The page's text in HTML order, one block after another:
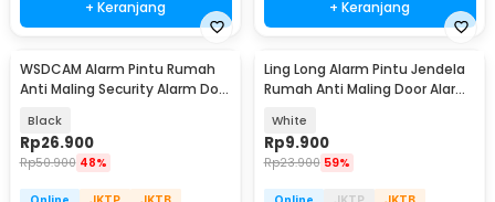
+ Keranjang + Keranjang
WSDCAM Alarm Pintu Rumah
Anti Maling Security Alarm Door
Black
Rp26.900
Rp50.900 48%
Ling Long Alarm Pintu Jendela
Rumah Anti Maling Door Alarm
White
Rp9.900
Rp23.900 59%